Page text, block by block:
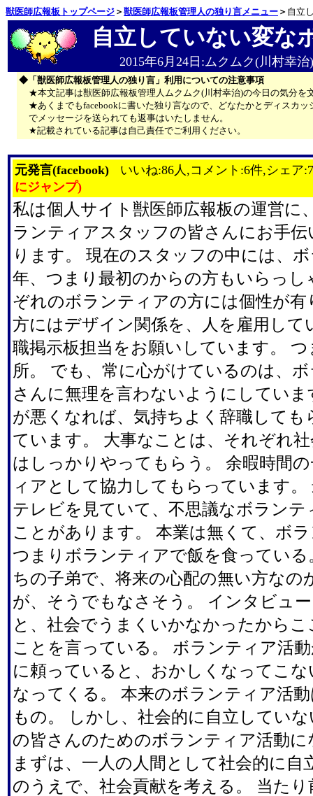
獣医師広報板トップページ ＞ 獣医師広報板管理人の独り言メニュー ＞ 自立
自立していない変な
2015年6月24日:ムクムク(川村幸治)
◆「獣医師広報板管理人の独り言」利用についての注意事項
★本文記事は獣医師広報板管理人ムクムク(川村幸治)の今日の気分を
★あくまでもfacebookに書いた独り言なので、どなたかとディスカ
でメッセージを送られても返事はいたしません。
★記載されている記事は自己責任でご利用ください。
元発言(facebook)
いいね:86人,コメント:6件,シェア
にジャンプ)
私は個人サイト獣医師広報板の運営に
ランティアスタッフの皆さんにお手
ります。 現在のスタッフの中には、
年、つまり最初のからの方もいらっし
ぞれのボランティアの方には個性が有
方にはデザイン関係を、人を雇用して
職掲示板担当をお願いしています。
所。 でも、常に心がけているのは、
さんに無理を言わないようにしていま
が悪くなれば、気持ちよく辞職しても
ています。 大事なことは、それぞれ
はしっかりやってもらう。 余暇時間
ィアとして協力してもらっています
テレビを見ていて、不思議なボランテ
ことがあります。 本業は無くて、ボ
つまりボランティアで飯を食っている
ちの子弟で、将来の心配の無い方なの
が、そうでもなさそう。 インタビュ
と、社会でうまくいかなかったから
ことを言っている。 ボランティア活
に頼っていると、おかしくなってこ
なってくる。 本来のボランティア活
もの。 しかし、社会的に自立してい
の皆さんのためのボランティア活動
まずは、一人の人間として社会的に自
のうえで、社会貢献を考える。 当た